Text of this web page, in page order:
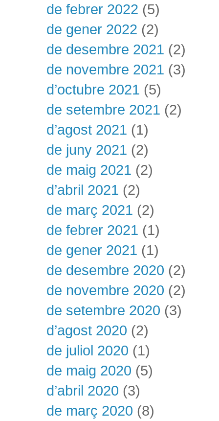
de febrer 2022 (5)
de gener 2022 (2)
de desembre 2021 (2)
de novembre 2021 (3)
d’octubre 2021 (5)
de setembre 2021 (2)
d’agost 2021 (1)
de juny 2021 (2)
de maig 2021 (2)
d’abril 2021 (2)
de març 2021 (2)
de febrer 2021 (1)
de gener 2021 (1)
de desembre 2020 (2)
de novembre 2020 (2)
de setembre 2020 (3)
d’agost 2020 (2)
de juliol 2020 (1)
de maig 2020 (5)
d’abril 2020 (3)
de març 2020 (8)